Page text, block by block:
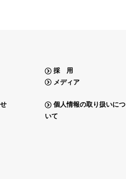
採 用
メディア
個人情報の取り扱いにつ
いて